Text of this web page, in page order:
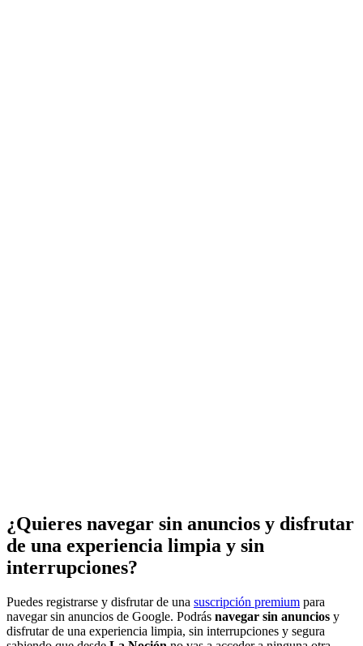
¿Quieres navegar sin anuncios y disfrutar
de una experiencia limpia y sin
interrupciones?
Puedes registrarse y disfrutar de una suscripción premium para
navegar sin anuncios de Google. Podrás navegar sin anuncios y
disfrutar de una experiencia limpia, sin interrupciones y segura